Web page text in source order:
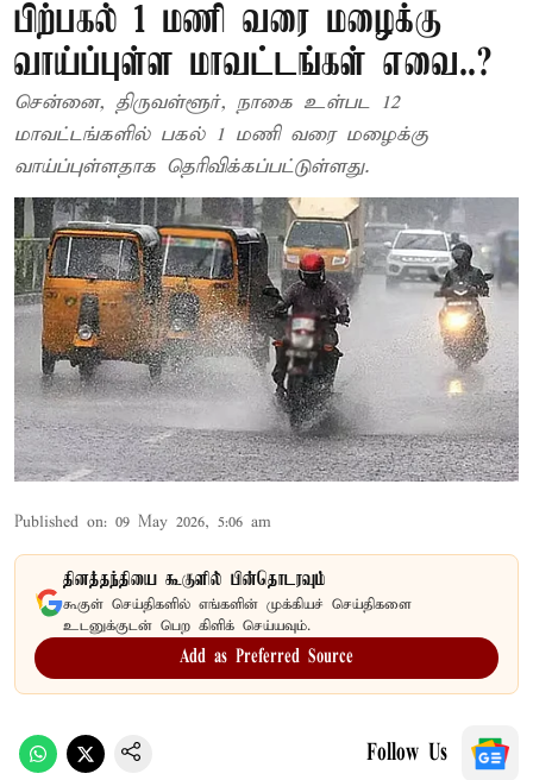
பிற்பகல் 1 மணி வரை மழைக்கு
வாய்ப்புள்ள மாவட்டங்கள் எவை..?
சென்னை, திருவள்ளூர், நாகை உள்பட 12
மாவட்டங்களில் பகல் 1 மணி வரை மழைக்கு
வாய்ப்புள்ளதாக தெரிவிக்கப்பட்டுள்ளது.
Published on: 09 May 2026, 5:06 am
தினத்தந்தியை கூகுளில் பின்தொடரவும்
கூகுள் செய்திகளில் எங்களின் முக்கியச் செய்திகளை
உடனுக்குடன் பெற கிளிக் செய்யவும்.
Add as Preferred Source
Follow Us